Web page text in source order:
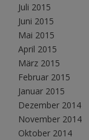
Juli 2015
Juni 2015
Mai 2015
April 2015
März 2015
Februar 2015
Januar 2015
Dezember 2014
November 2014
Oktober 2014